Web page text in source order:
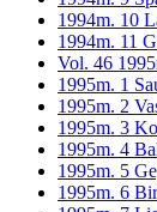
1994m. 10
1994m. 11
Vol. 46
1995m. 1
1995m. 2
1995m. 3
1995m. 4
1995m. 5
1995m. 6